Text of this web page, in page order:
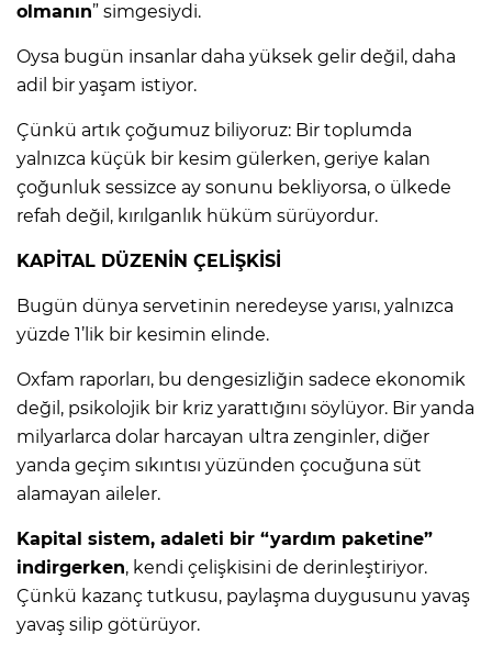
olmanın” simgesiydi.
Oysa bugün insanlar daha yüksek gelir değil, daha
adil bir yaşam istiyor.
Çünkü artık çoğumuz biliyoruz: Bir toplumda
yalnızca küçük bir kesim gülerken, geriye kalan
çoğunluk sessizce ay sonunu bekliyorsa, o ülkede
refah değil, kırılganlık hüküm sürüyordur.
KAPİTAL DÜZENİN ÇELİŞKİSİ
Bugün dünya servetinin neredeyse yarısı, yalnızca
yüzde 1’lik bir kesimin elinde.
Oxfam raporları, bu dengesizliğin sadece ekonomik
değil, psikolojik bir kriz yarattığını söylüyor. Bir yanda
milyarlarca dolar harcayan ultra zenginler, diğer
yanda geçim sıkıntısı yüzünden çocuğuna süt
alamayan aileler.
Kapital sistem, adaleti bir “yardım paketine”
indirgerken, kendi çelişkisini de derinleştiriyor.
Çünkü kazanç tutkusu, paylaşma duygusunu yavaş
yavaş silip götürüyor.